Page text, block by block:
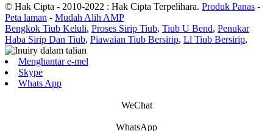
© Hak Cipta - 2010-2022 : Hak Cipta Terpelihara. Produk Panas -
Peta laman - Mudah Alih AMP
Bengkok Tiub Keluli, Proses Sirip Tiub, Tiub U Bend, Penukar
Haba Sirip Dan Tiub, Piawaian Tiub Bersirip, Ll Tiub Bersirip,
Menghantar e-mel
Skype
Whats App
WeChat
WhatsApp